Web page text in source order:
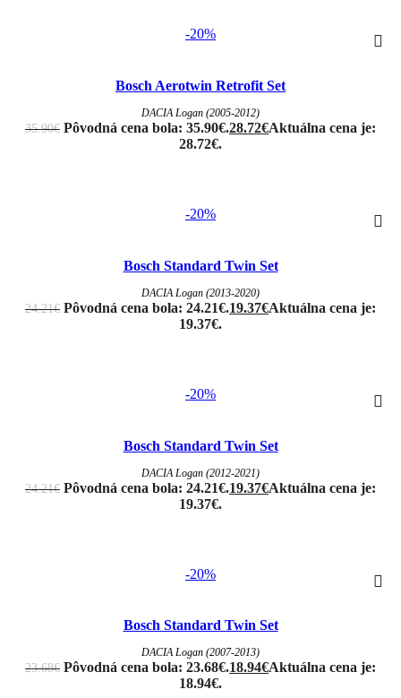
-20%
Bosch Aerotwin Retrofit Set
DACIA Logan (2005-2012)
35.90€ Pôvodná cena bola: 35.90€.28.72€Aktuálna cena je:
28.72€.
-20%
Bosch Standard Twin Set
DACIA Logan (2013-2020)
24.21€ Pôvodná cena bola: 24.21€.19.37€Aktuálna cena je:
19.37€.
-20%
Bosch Standard Twin Set
DACIA Logan (2012-2021)
24.21€ Pôvodná cena bola: 24.21€.19.37€Aktuálna cena je:
19.37€.
-20%
Bosch Standard Twin Set
DACIA Logan (2007-2013)
23.68€ Pôvodná cena bola: 23.68€.18.94€Aktuálna cena je:
18.94€.